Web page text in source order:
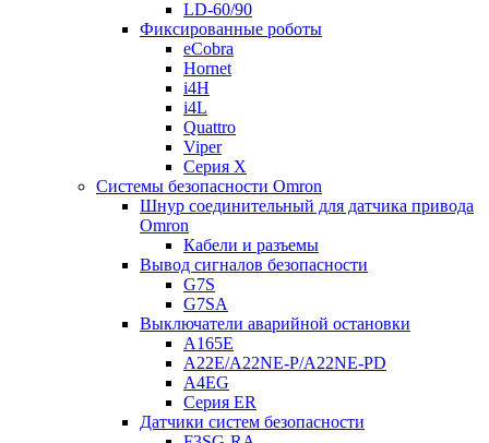
LD-60/90
Фиксированные роботы
eCobra
Hornet
i4H
i4L
Quattro
Viper
Серия X
Системы безопасности Omron
Шнур соединительный для датчика привода
Omron
Кабели и разъемы
Вывод сигналов безопасности
G7S
G7SA
Выключатели аварийной остановки
A165E
A22E/A22NE-P/A22NE-PD
A4EG
Серия ER
Датчики систем безопасности